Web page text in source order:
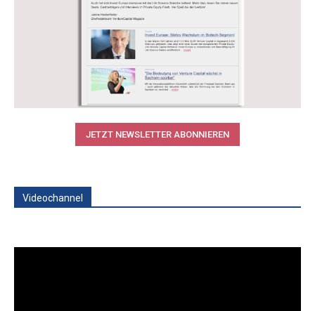
JETZT NEWSLETTER ABONNIEREN
Videochannel